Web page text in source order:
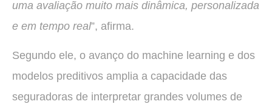
uma avaliação muito mais dinâmica, personalizada
e em tempo real”, afirma.
Segundo ele, o avanço do machine learning e dos
modelos preditivos amplia a capacidade das
seguradoras de interpretar grandes volumes de